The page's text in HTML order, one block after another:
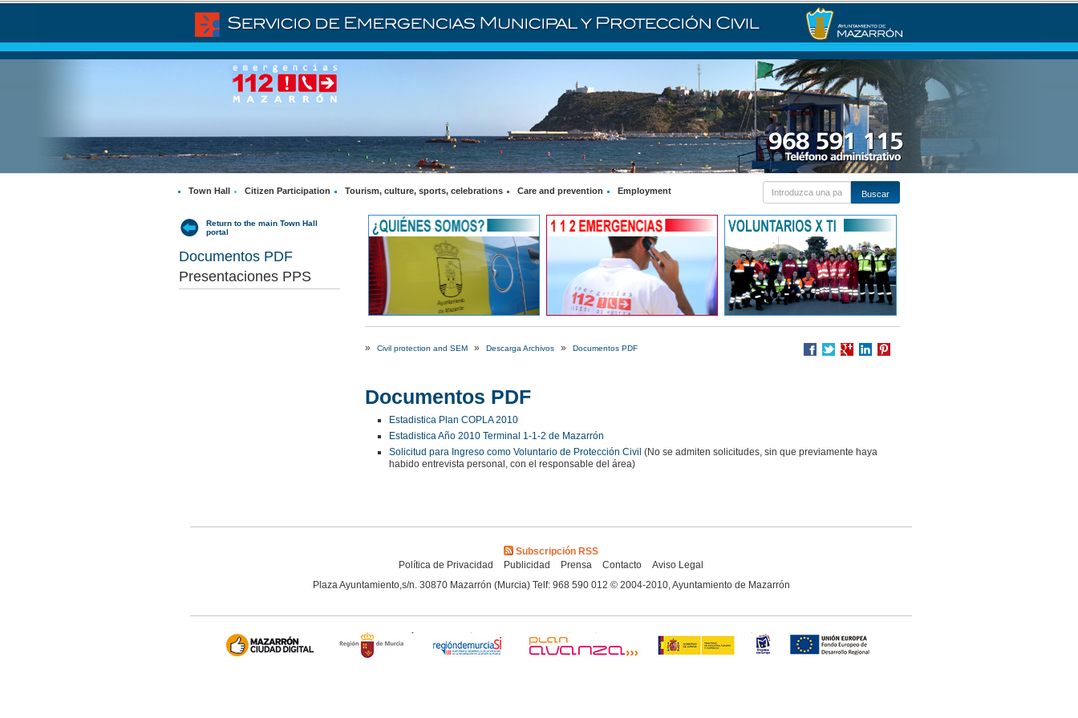
Town Hall Citizen Participation Tourism, culture, sports, celebrations Care and prevention Employment
Return to the main Town Hall
portal
Documentos PDF
Presentaciones PPS
» Civil protection and SEM » Descarga Archivos » Documentos PDF
Documentos PDF
Estadistica Plan COPLA 2010
Estadistica Año 2010 Terminal 1-1-2 de Mazarrón
Solicitud para Ingreso como Voluntario de Protección Civil (No se admiten solicitudes, sin que previamente haya
habido entrevista personal, con el responsable del área)
Subscripción RSS
Política de Privacidad
Publicidad Prensa Contacto
Aviso Legal
Plaza Ayuntamiento,s/n. 30870 Mazarrón (Murcia) Telf: 968 590 012 © 2004-2010, Ayuntamiento de Mazarrón